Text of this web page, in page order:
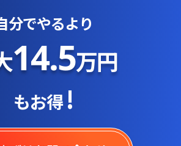
分でやるより
14.5万円
もお得 !